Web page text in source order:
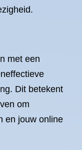
met een
Dit betekent
om
en jouw online